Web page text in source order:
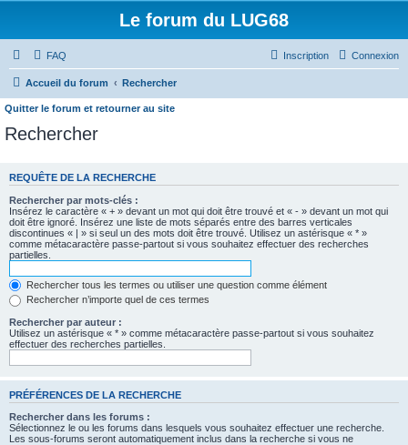
Le forum du LUG68
FAQ Connexion
Inscription
Accueil du forum Rechercher
Quitter le forum et retourner au site
Rechercher
REQUÊTE DE LA RECHERCHE
Rechercher par mots-clés :
Insérez le caractère « + » devant un mot qui doit être trouvé et « - » devant un mot qui
doit être ignoré. Insérez une liste de mots séparés entre des barres verticales
discontinues « | » si seul un des mots doit être trouvé. Utilisez un astérisque « * »
comme métacaractère passe-partout si vous souhaitez effectuer des recherches
partielles.
Rechercher tous les termes ou utiliser une question comme élément
Rechercher n’importe quel de ces termes
Rechercher par auteur :
Utilisez un astérisque « * » comme métacaractère passe-partout si vous souhaitez
effectuer des recherches partielles.
PRÉFÉRENCES DE LA RECHERCHE
Rechercher dans les forums :
Sélectionnez le ou les forums dans lesquels vous souhaitez effectuer une recherche.
Les sous-forums seront automatiquement inclus dans la recherche si vous ne